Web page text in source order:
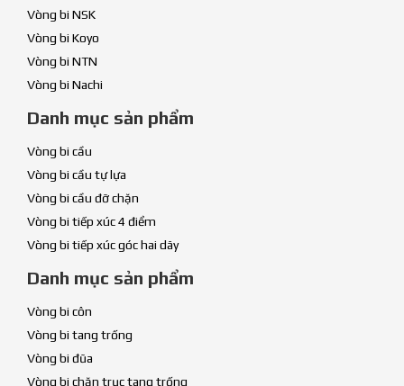
Vòng bi NSK
Vòng bi Koyo
Vòng bi NTN
Vòng bi Nachi
Danh mục sản phẩm
Vòng bi cầu
Vòng bi cầu tự lựa
Vòng bi cầu đỡ chặn
Vòng bi tiếp xúc 4 điểm
Vòng bi tiếp xúc góc hai dãy
Danh mục sản phẩm
Vòng bi côn
Vòng bi tang trống
Vòng bi đũa
Vòng bi chặn trục tang trống